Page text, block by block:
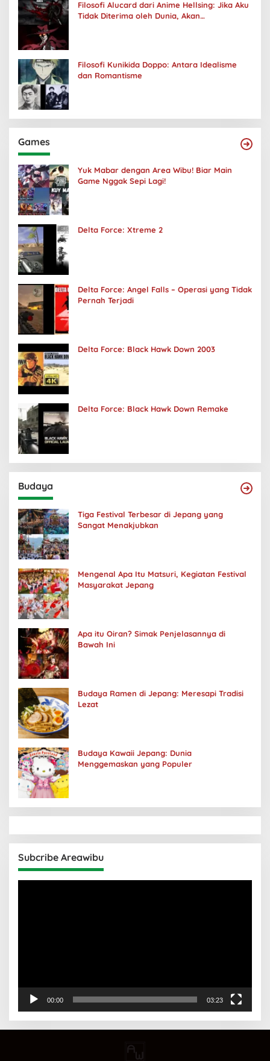
Filosofi Alucard dari Anime Hellsing: Jika Aku
Tidak Diterima oleh Dunia, Akan
Filosofi Kunikida Doppo: Antara Idealisme
dan Romantisme
Games
Yuk Mabar dengan Area Wibu! Biar Main
Game Nggak Sepi Lagi!
Delta Force: Xtreme 2
Delta Force: Angel Falls – Operasi yang Tidak
Pernah Terjadi
Delta Force: Black Hawk Down 2003
Delta Force: Black Hawk Down Remake
Budaya
Tiga Festival Terbesar di Jepang yang
Sangat Menakjubkan
Mengenal Apa Itu Matsuri, Kegiatan Festival
Masyarakat Jepang
Apa itu Oiran? Simak Penjelasannya di
Bawah Ini
Budaya Ramen di Jepang: Meresapi Tradisi
Lezat
Budaya Kawaii Jepang: Dunia
Menggemaskan yang Populer
Subcribe Areawibu
00:00 03:23